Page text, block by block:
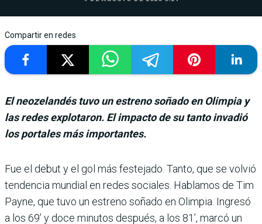
Compartir en redes
El neozelandés tuvo un estreno soñado en Olimpia y
las redes explotaron. El impacto de su tanto invadió
los portales más importantes.
Fue el debut y el gol más festejado. Tanto, que se volvió
ten­dencia mundial en redes sociales. Hablamos de Tim
Payne, que tuvo un estreno soñado en Olim­pia. Ingresó
a los 69’ y doce minutos des­pués, a los 81’, marcó un